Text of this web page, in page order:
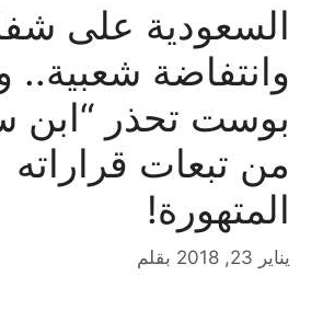
السعودية على
وانتفاضة
بوست تحذر “ابن
من تبعات قراراته
المتهورة!
يناير 23, 2018 بقلم